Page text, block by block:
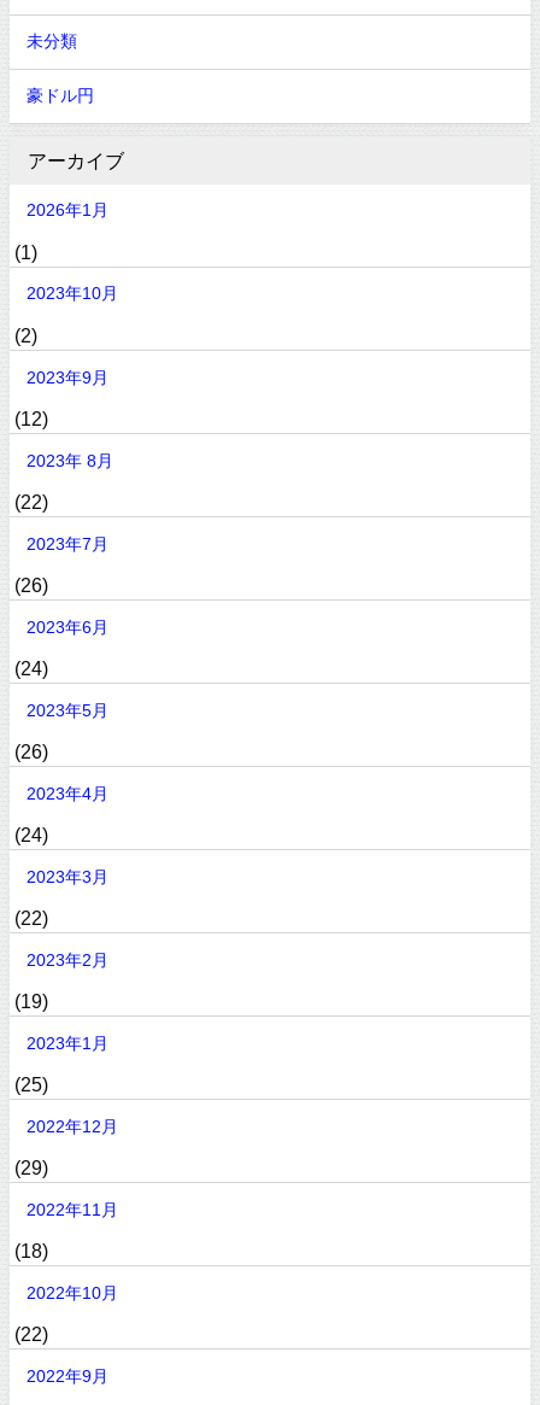
未分類
豪ドル円
アーカイブ
2026年1月
(1)
2023年10月
(2)
2023年9月
(12)
2023年 8月
(22)
2023年7月
(26)
2023年6月
(24)
2023年5月
(26)
2023年4月
(24)
2023年3月
(22)
2023年2月
(19)
2023年1月
(25)
2022年12月
(29)
2022年11月
(18)
2022年10月
(22)
2022年9月